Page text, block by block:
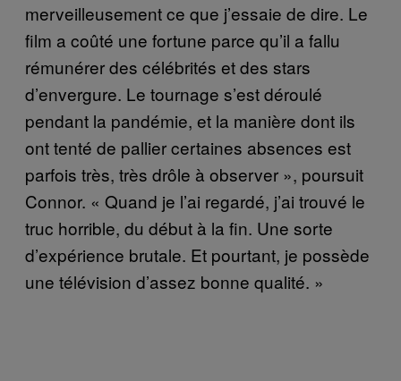
merveilleusement ce que j’essaie de dire. Le
film a coûté une fortune parce qu’il a fallu
rémunérer des célébrités et des stars
d’envergure. Le tournage s’est déroulé
pendant la pandémie, et la manière dont ils
ont tenté de pallier certaines absences est
parfois très, très drôle à observer », poursuit
Connor. « Quand je l’ai regardé, j’ai trouvé le
truc horrible, du début à la fin. Une sorte
d’expérience brutale. Et pourtant, je possède
une télévision d’assez bonne qualité. »